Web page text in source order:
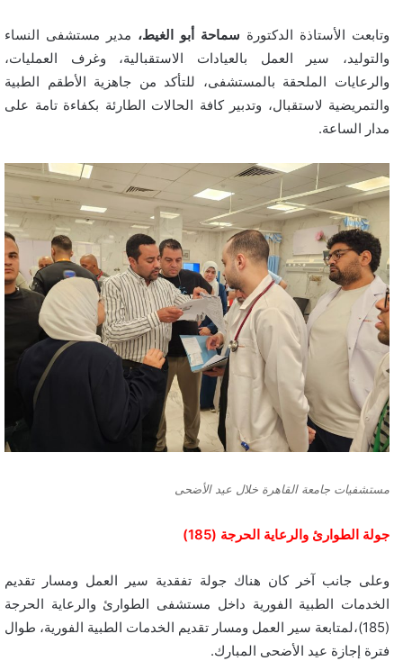
وتابعت الأستاذة الدكتورة سماحة أبو الغيط، مدير مستشفى النساء
والتوليد، سير العمل بالعيادات الاستقبالية، وغرف العمليات،
والرعايات الملحقة بالمستشفى، للتأكد من جاهزية الأطقم الطبية
والتمريضية لاستقبال، وتدبير كافة الحالات الطارئة بكفاءة تامة على
مدار الساعة.
مستشفيات جامعة القاهرة خلال عيد الأضحى
جولة الطوارئ والرعاية الحرجة (185)
وعلى جانب آخر كان هناك جولة تفقدية سير العمل ومسار تقديم
الخدمات الطبية الفورية داخل مستشفى الطوارئ والرعاية الحرجة
(185)،لمتابعة سير العمل ومسار تقديم الخدمات الطبية الفورية، طوال
فترة إجازة عيد الأضحى المبارك.